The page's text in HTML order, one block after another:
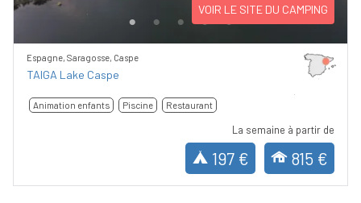
VOIR LE SITE DU CAMPING
Espagne, Saragosse, Caspe
TAIGA Lake Caspe
Animation enfants Piscine Restaurant
La semaine à partir de
197 € 815 €